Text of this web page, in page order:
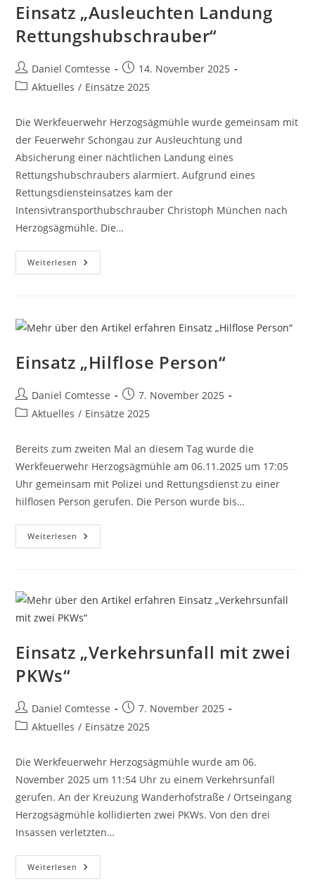
Einsatz „Ausleuchten Landung
Rettungshubschrauber“
Beitrags-
Autor:
Daniel Comtesse
Beitrag
veröffentlicht:
14. November 2025
Beitrags-
Aktuelles / Einsätze 2025
Die Werkfeuerwehr Herzogsägmühle wurde gemeinsam mit
der Feuerwehr Schongau zur Ausleuchtung und
Absicherung einer nächtlichen Landung eines
Rettungshubschraubers alarmiert. Aufgrund eines
Rettungsdiensteinsatzes kam der
Intensivtransporthubschrauber Christoph München nach
Herzogsägmühle. Die…
Weiterlesen Einsatz
„Ausleuchten
Einsatz „Hilflose Person“
Beitrags-
Autor:
Daniel Comtesse
Beitrag
veröffentlicht:
7. November 2025
Beitrags-
Aktuelles / Einsätze 2025
Bereits zum zweiten Mal an diesem Tag wurde die
Werkfeuerwehr Herzogsägmühle am 06.11.2025 um 17:05
Uhr gemeinsam mit Polizei und Rettungsdienst zu einer
hilflosen Person gerufen. Die Person wurde bis…
Weiterlesen Einsatz
„Hilflose
Einsatz „Verkehrsunfall mit zwei
PKWs“
Beitrags-
Autor:
Daniel Comtesse
Beitrag
veröffentlicht:
7. November 2025
Beitrags-
Aktuelles / Einsätze 2025
Die Werkfeuerwehr Herzogsägmühle wurde am 06.
November 2025 um 11:54 Uhr zu einem Verkehrsunfall
gerufen. An der Kreuzung Wanderhofstraße / Ortseingang
Herzogsägmühle kollidierten zwei PKWs. Von den drei
Insassen verletzten…
Weiterlesen Einsatz
„Verkehrsunfall